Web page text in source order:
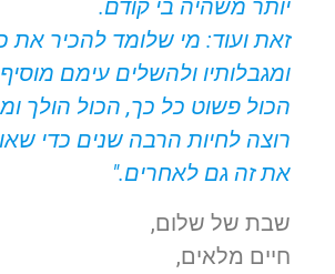
יותר משהיה בי קודם.
זאת ועוד: מי שלומד להכיר את
ומגבלותיו ולהשלים עימם
הכול פשוט כל כך, הכול הולך
רוצה לחיות הרבה שנים כדי
את זה גם לאחרים."
שבת של שלום,
חיים מלאים,